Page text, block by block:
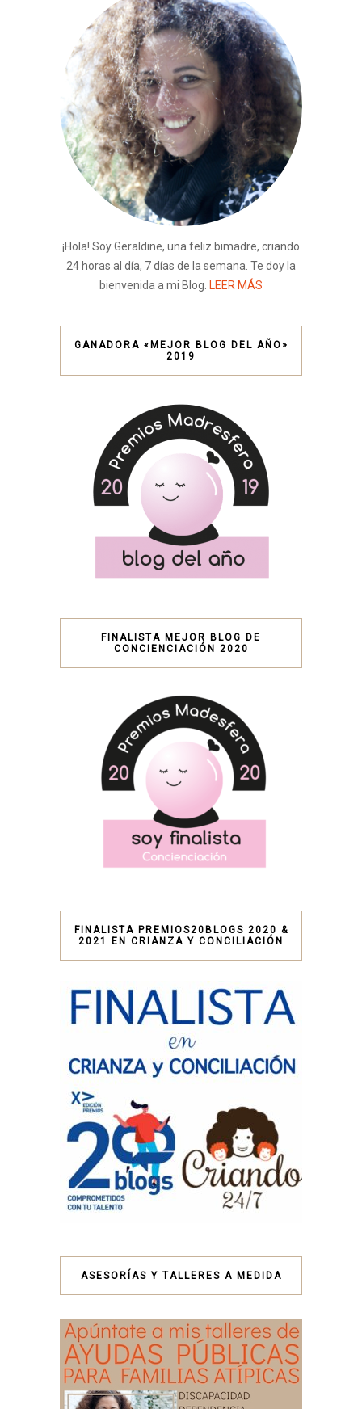
¡Hola! Soy Geraldine, una feliz bimadre, criando
24 horas al día, 7 días de la semana. Te doy la
bienvenida a mi Blog. LEER MÁS
GANADORA «MEJOR BLOG DEL AÑO»
2019
FINALISTA MEJOR BLOG DE
CONCIENCIACIÓN 2020
FINALISTA PREMIOS20BLOGS 2020 &
2021 EN CRIANZA Y CONCILIACIÓN
ASESORÍAS Y TALLERES A MEDIDA